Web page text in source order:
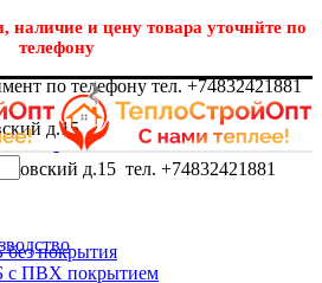
и цену товара уточнйте по
телефону
по телефону тел. +74832421881
д.15
д.15 тел. +74832421881
покрытия
с ПВХ покрытием